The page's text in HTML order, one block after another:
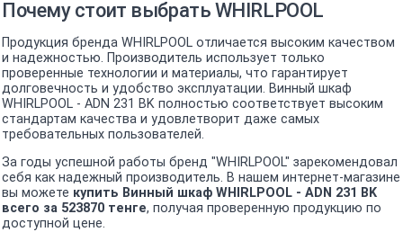
Почему стоит выбрать WHIRLPOOL
Продукция бренда WHIRLPOOL отличается высоким качеством
и надежностью. Производитель использует только
проверенные технологии и материалы, что гарантирует
долговечность и удобство эксплуатации. Винный шкаф
WHIRLPOOL - ADN 231 BK полностью соответствует высоким
стандартам качества и удовлетворит даже самых
требовательных пользователей.
За годы успешной работы бренд "WHIRLPOOL" зарекомендовал
себя как надежный производитель. В нашем интернет-магазине
вы можете купить Винный шкаф WHIRLPOOL - ADN 231 BK
всего за 523870 тенге, получая проверенную продукцию по
доступной цене.